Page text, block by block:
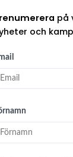
på
och
än.